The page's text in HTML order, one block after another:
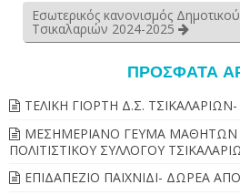
Εσωτερικός κανονισμός
Τσικαλαριών 2024-2025
ΠΡΌΣΦΑΤΑ
ΤΕΛΙΚΗ ΓΙΟΡΤΗ Δ.Σ.
ΜΕΣΗΜΕΡΙΑΝΟ ΓΕΥΜΑ ΜΑΘΗΤΩΝ
ΠΟΛΙΤΙΣΤΙΚΟΥ ΣΥΛΛΟΓΟΥ
ΕΠΙΔΑΠΕΖΙΟ ΠΑΙΧΝΙΔΙ- ΔΩΡΕΑ